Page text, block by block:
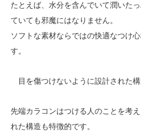
たとえば、水分を含んでいて潤いた
ていても邪魔にはなりません。
ソフトな素材ならではの快適なつけ
す。
目を傷つけないように設計された
先端カラコンはつける人のことを考
れた構造も特徴的です。